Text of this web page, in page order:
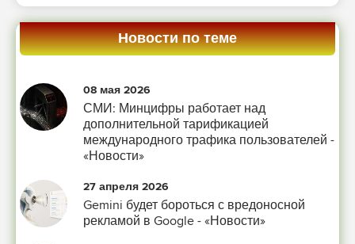
Новости по теме
08 мая 2026
СМИ: Минцифры работает над
дополнительной тарификацией
международного трафика пользователей -
«Новости»
27 апреля 2026
Gemini будет бороться с вредоносной
рекламой в Google - «Новости»